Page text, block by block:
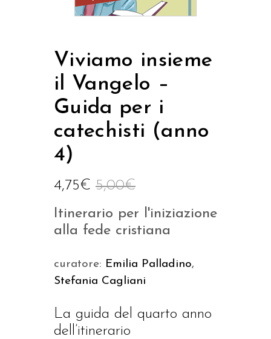
Viviamo insieme
il Vangelo –
Guida per i
catechisti (anno
4)
5,00€
4,75€
Itinerario per l'iniziazione
alla fede cristiana
curatore: Emilia Palladino,
Stefania Cagliani
La guida del quarto anno
dell’itinerario